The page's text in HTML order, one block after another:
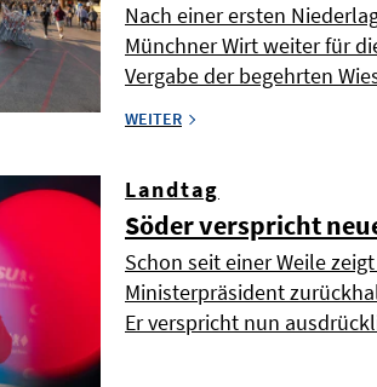
Nach einer ersten
Münchner Wirt weiter für
Vergabe der begehrten
WEITER
Landtag
Söder verspricht
Schon seit einer Weile
Ministerpräsident
Er verspricht nun